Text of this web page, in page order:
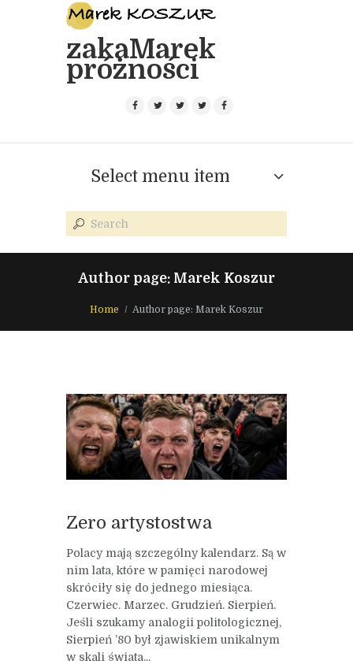
zakaMarek
próżności
Select menu item
Author page: Marek Koszur
Home Author page: Marek Koszur
Zero artystostwa
Polacy mają szczególny kalendarz. Są w
nim lata, które w pamięci narodowej
skróciły się do jednego miesiąca.
Czerwiec. Marzec. Grudzień. Sierpień.
Jeśli szukamy analogii politologicznej,
Sierpień ’80 był zjawiskiem unikalnym
w skali świata...